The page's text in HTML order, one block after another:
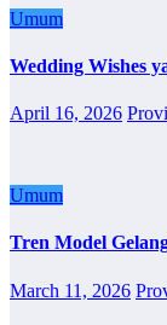
Umum
Wedding Wishes
April 16, 2026
Umum
Tren Model
March 11, 2026